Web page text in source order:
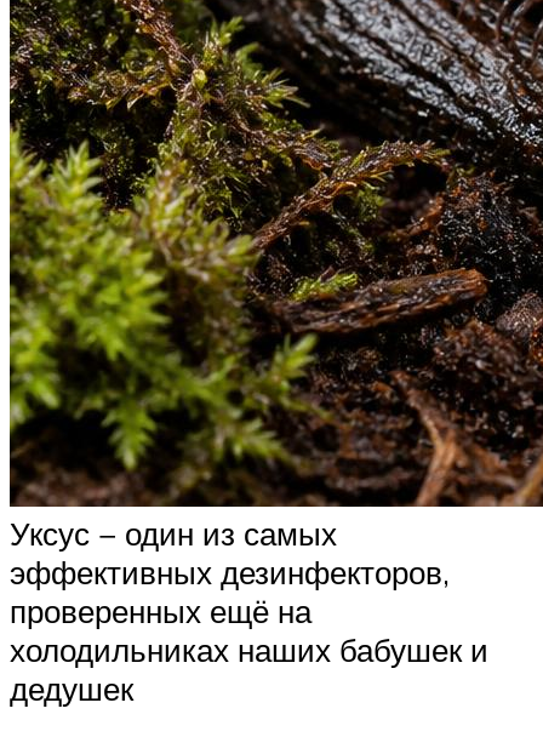
Уксус − один из самых
эффективных дезинфекторов,
проверенных ещё на
холодильниках наших бабушек и
дедушек